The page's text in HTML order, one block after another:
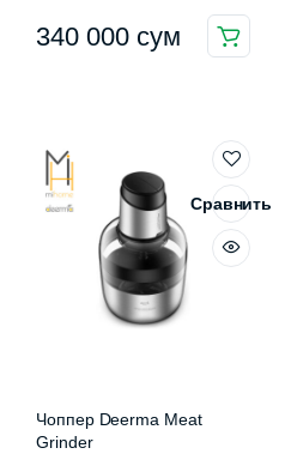
340 000 сум
Сравнить
Чоппер Deerma Meat
Grinder